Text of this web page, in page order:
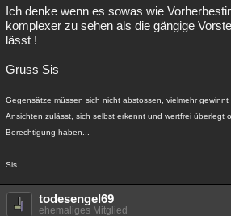
Ich denke wenn es sowas wie
komplexer zu sehen als die gängige
lässt !
Gruss Sis
Gegensätze müssen sich nicht abstossen, vielmehr
Ansichten zulässt, sich selbst erkennt und wertfrei überlegt
Berechtigung haben...
Sis
todesengel69
ehemaliges Mitglied